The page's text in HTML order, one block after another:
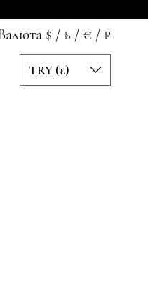
$ / ₺ / € / ₽
TRY (₺)